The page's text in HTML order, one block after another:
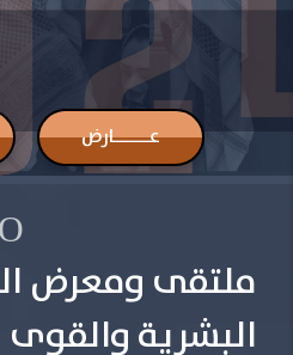
عــــــارض
ملتقى ومعرض
البشرية والقوى